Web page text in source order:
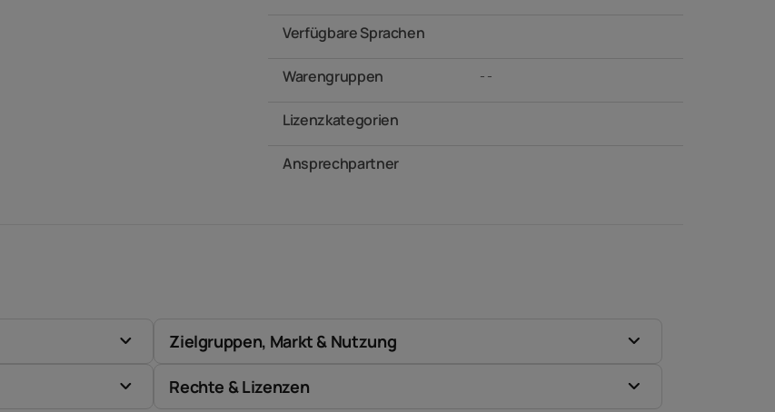
Verfügbare Sprachen
Warengruppen - -
Lizenzkategorien
Ansprechpartner
Zielgruppen, Markt & Nutzung
Rechte & Lizenzen